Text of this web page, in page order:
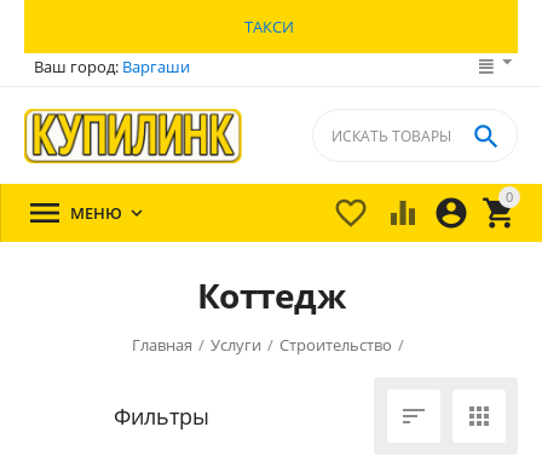
ТАКСИ
Ваш город: Варгаши
0


 

 МЕНЮ 
Коттедж
Главная / Услуги / Строительство /
 